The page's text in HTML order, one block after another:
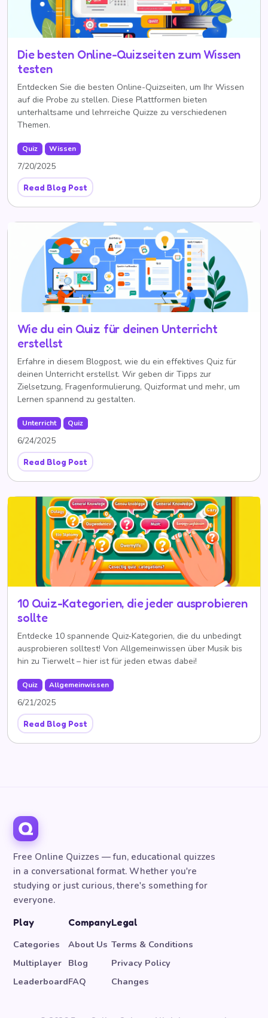
Die besten Online-Quizseiten zum Wissen
testen
Entdecken Sie die besten Online-Quizseiten, um Ihr Wissen
auf die Probe zu stellen. Diese Plattformen bieten
unterhaltsame und lehrreiche Quizze zu verschiedenen
Themen.
Quiz Wissen
7/20/2025
Read Blog Post
Wie du ein Quiz für deinen Unterricht
erstellst
Erfahre in diesem Blogpost, wie du ein effektives Quiz für
deinen Unterricht erstellst. Wir geben dir Tipps zur
Zielsetzung, Fragenformulierung, Quizformat und mehr, um
Lernen spannend zu gestalten.
Unterricht Quiz
6/24/2025
Read Blog Post
10 Quiz-Kategorien, die jeder ausprobieren
sollte
Entdecke 10 spannende Quiz-Kategorien, die du unbedingt
ausprobieren solltest! Von Allgemeinwissen über Musik bis
hin zu Tierwelt – hier ist für jeden etwas dabei!
Quiz Allgemeinwissen
6/21/2025
Read Blog Post
Free Online Quizzes — fun, educational quizzes
in a conversational format. Whether you're
studying or just curious, there's something for
everyone.
Play
Categories
Multiplayer
Leaderboard
Company
About Us
Blog
FAQ
Legal
Terms & Conditions
Privacy Policy
Changes